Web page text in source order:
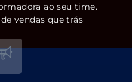
ao seu time.
vendas que trás